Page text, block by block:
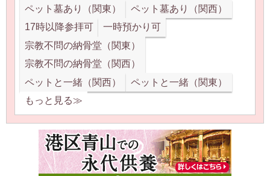
ペット墓あり（関東）
ペット墓あり（関西）
17時以降参拝可
一時預かり可
宗教不問の納骨堂（関東）
宗教不問の納骨堂（関西）
ペットと一緒（関西）
ペットと一緒（関東）
もっと見る≫